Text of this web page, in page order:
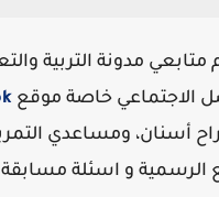
متابعي مدونة التربية
الاجتماعي خاصة موقع
و اسئلة مسابقة